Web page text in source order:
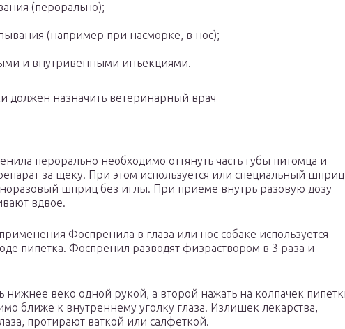
(перорально);
(например при насморке, в нос);
и внутривенными инъекциями.
должен назначить ветеринарный врач
перорально необходимо оттянуть часть губы питомца и
за щеку. При этом используется или специальный
шприц без иглы. При приеме внутрь разовую дозу
вдвое.
Фоспренила в глаза или нос собаке используется
пипетка. Фоспренил разводят физраствором в 3 раза и
нижнее веко одной рукой, а второй нажать на колпачек
ближе к внутреннему уголку глаза. Излишек лекарства,
протирают ваткой или салфеткой.